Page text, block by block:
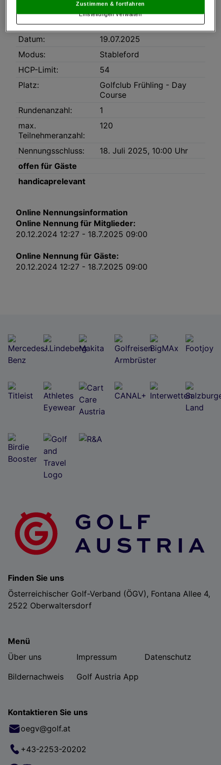
Tellergericht und Nachspeise im Anschluss
KEINE Halfway
Datum:
19.07.2025
Modus:
Stableford
HCP-Limit:
54
Platz:
Golfclub Frühling - Day
Course
Rundenanzahl:
1
max.
Teilnehmeranzahl:
120
Nennungsschluss:
18. Juli 2025, 10:00 Uhr
offen für Gäste
handicaprelevant
Online Nennungsinformation
Online Nennung für Mitglieder:
20.12.2024 12:27 - 18.7.2025 09:00
Online Nennung für Gäste:
20.12.2024 12:27 - 18.7.2025 09:00
Finden Sie uns
Österreichischer Golf-Verband (ÖGV), Fontana Allee 4,
2522 Oberwaltersdorf
Menü
Über uns
Impressum
Datenschutz
Bildernachweis
Golf Austria App
Kontaktieren Sie uns
oegv@golf.at
+43-2253-20202
angemessenes Datenschutzniveau bescheinigt.Es besteht insbesondere
das Risiko, dass Ihre Daten dem Zugriff durch US-Behörden zu Kontroll- und
Überwachungszwecken unterliegen und dagegen keine wirksamen
Rechtsbehelfe zur Verfügung stehen.
von unseren Cookies und auch von Drittanbietern (auch aus USA) ein.
In den Einstellungen können Sie jederzeit Ihre Präferenzen verwalten und
Widerspruch gegen die Verarbeitung auf der Grundlage berechtigter
Interessen einlegen. Klicken Sie dazu auf „Cookie Einstellungen“, die sich auf
jeder Seite unten im Footer befinden.
Wir und unsere Partner verarbeiten Daten, um
Folgendes bereitzustellen:
Verwendung genauer Standortdaten. Endgeräteeigenschaften zur Identifikation
Endgerät. Personalisierte Werbung und Inhalte, Messung von Werbeleistung
und der Performance von Inhalten, Zielgruppenforschung sowie Entwicklung
Einstellungen verwalten
Zustimmen & fortfahren